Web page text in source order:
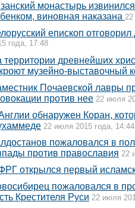
монастырь
виновная наказана 22
епископ
года, 17:48
территории древнейших
музейно-выставочный
Почаевской лавры
против нее 22 июля
обнаружен Коран,
22 июля 2015 года, 14:44
пожаловался в
против православия 22
открылся первый
пожаловался в
Крестителя Руси 22 июля